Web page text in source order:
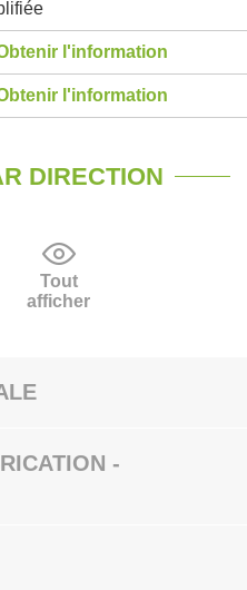
l'information
l'information
DIRECTION
Tout
afficher
-